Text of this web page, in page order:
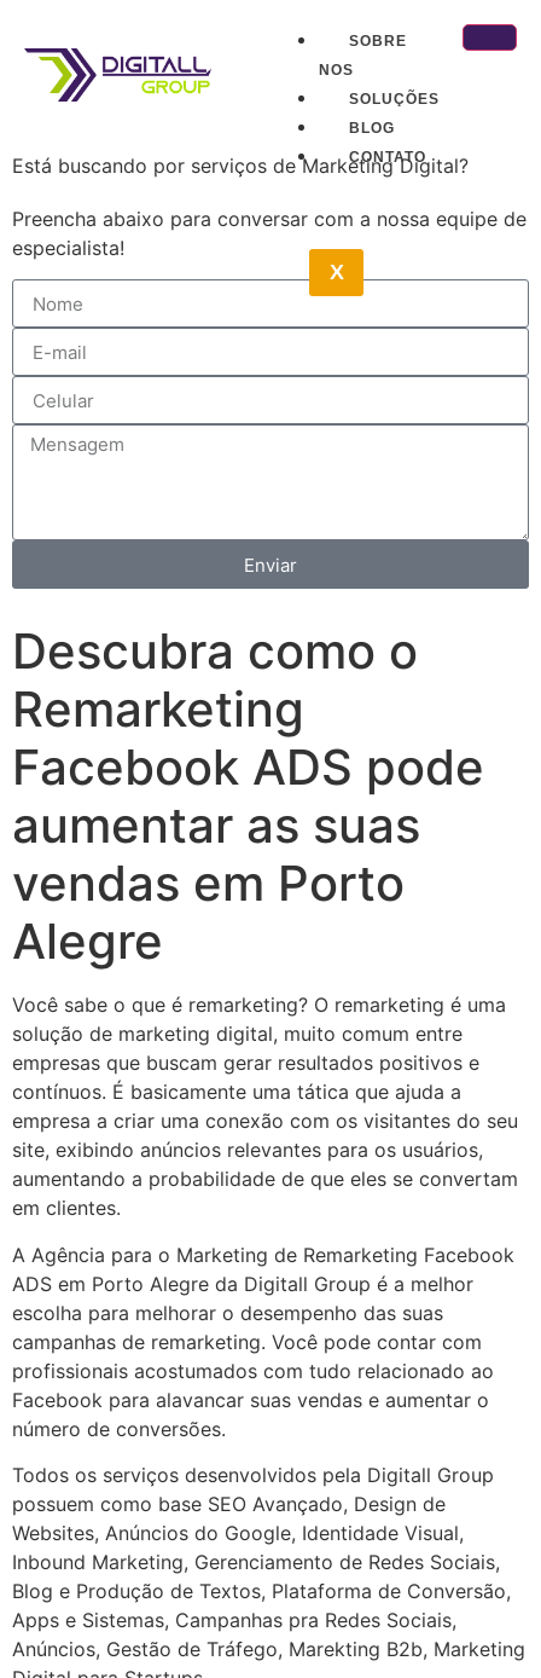
SOBRE
NOS
SOLUÇÕES
BLOG
CONTATO
X
Está buscando por serviços de Marketing Digital?
Preencha abaixo para conversar com a nossa equipe de
especialista!
Enviar
Descubra como o
Remarketing
Facebook ADS pode
aumentar as suas
vendas em Porto
Alegre
Você sabe o que é remarketing? O remarketing é uma
solução de marketing digital, muito comum entre
empresas que buscam gerar resultados positivos e
contínuos. É basicamente uma tática que ajuda a
empresa a criar uma conexão com os visitantes do seu
site, exibindo anúncios relevantes para os usuários,
aumentando a probabilidade de que eles se convertam
em clientes.
A Agência para o Marketing de Remarketing Facebook
ADS em Porto Alegre da Digitall Group é a melhor
escolha para melhorar o desempenho das suas
campanhas de remarketing. Você pode contar com
profissionais acostumados com tudo relacionado ao
Facebook para alavancar suas vendas e aumentar o
número de conversões.
Todos os serviços desenvolvidos pela Digitall Group
possuem como base SEO Avançado, Design de
Websites, Anúncios do Google, Identidade Visual,
Inbound Marketing, Gerenciamento de Redes Sociais,
Blog e Produção de Textos, Plataforma de Conversão,
Apps e Sistemas, Campanhas pra Redes Sociais,
Anúncios, Gestão de Tráfego, Marekting B2b, Marketing